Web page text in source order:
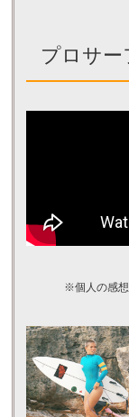
プロサー
※個人の感想